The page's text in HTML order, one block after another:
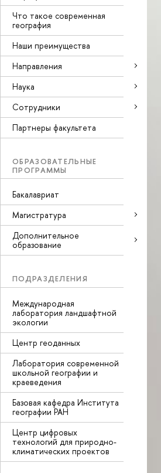
Что такое современная
география
Наши преимущества
Направления
Наука
Cотрудники
Партнеры факультета
ОБРАЗОВАТЕЛЬНЫЕ
ПРОГРАММЫ
Бакалавриат
Магистратура
Дополнительное
образование
ПОДРАЗДЕЛЕНИЯ
Международная
лаборатория ландшафтной
экологии
Центр геоданных
Лаборатория современной
школьной географии и
краеведения
Базовая кафедра Института
географии РАН
Центр цифровых
технологий для природно-
климатических проектов